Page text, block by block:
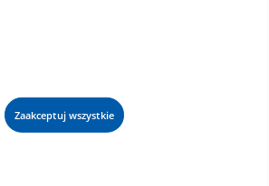
Zaakceptuj wszystkie